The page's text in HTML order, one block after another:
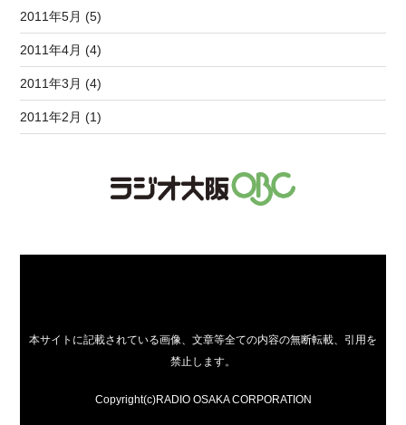
2011年5月 (5)
2011年4月 (4)
2011年3月 (4)
2011年2月 (1)
本サイトに記載されている画像、文章等全ての内容の無断転載、引用を
禁止します。
Copyright(c)RADIO OSAKA CORPORATION